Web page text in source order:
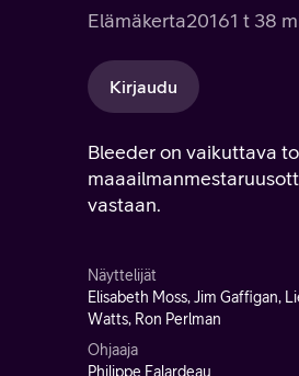
Elämäkerta20161 t 38
Kirjaudu
Bleeder on vaikuttava
vastaan.
Näyttelijät
Elisabeth Moss, Jim Gaffigan,
Watts, Ron Perlman
Ohjaaja
Philippe Falardeau